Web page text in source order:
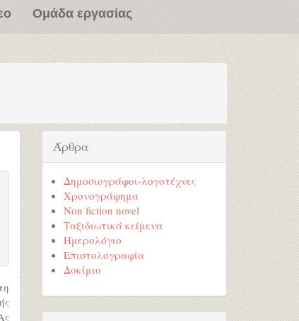
Ομάδα εργασίας
Άρθρα
Δημοσιογράφοι-λογοτέχνες
Χρονογράφημα
Non fiction novel
Ταξιδιωτικά κείμενα
Ημερολόγιο
Επιστολογραφία
Δοκίμιο